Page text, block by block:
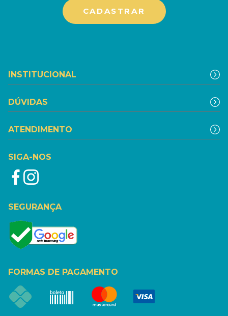
INSTITUCIONAL
DÚVIDAS
ATENDIMENTO
SIGA-NOS
SEGURANÇA
FORMAS DE PAGAMENTO